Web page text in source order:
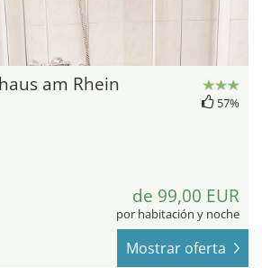
am Rhein
57%
de 99,00 EUR
por habitación y noche
Mostrar oferta